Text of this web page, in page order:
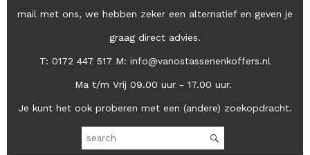
mail met ons, we hebben zeker een alternatief en geven je
graag direct advies.
T: 0172 447 517 M: info@vanostassenenkoffers.nl
Ma t/m Vrij 09.00 uur - 17.00 uur.
Je kunt het ook proberen met een (andere) zoekopdracht.